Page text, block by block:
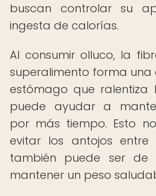
buscan controlar su
ingesta de calorías.
Al consumir olluco, la
superalimento forma una
estómago que ralentiza
puede ayudar a
por más tiempo. Esto
evitar los antojos entre
también puede ser
mantener un peso